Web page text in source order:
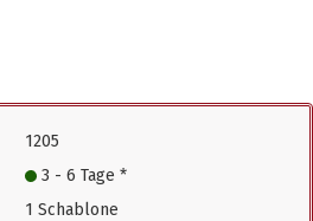
1205
3 - 6 Tage *
1 Schablone